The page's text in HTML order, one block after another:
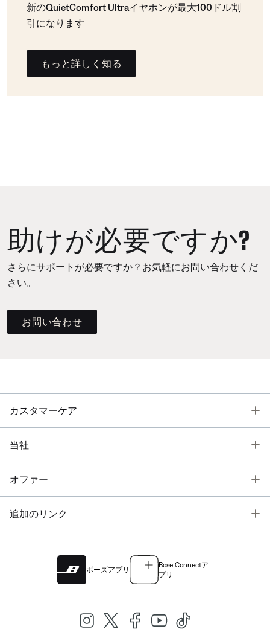
新のQuietComfort Ultraイヤホンが最大100ドル割
引になります
もっと詳しく知る
助けが必要ですか?
さらにサポートが必要ですか？お気軽にお問い合わせくだ
さい。
お問い合わせ
カスタマーケア
当社
オファー
追加のリンク
ボーズアプリ
Bose Connectア
プリ